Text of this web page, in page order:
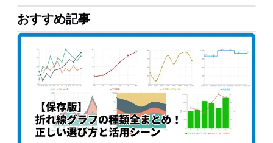
おすすめ記事